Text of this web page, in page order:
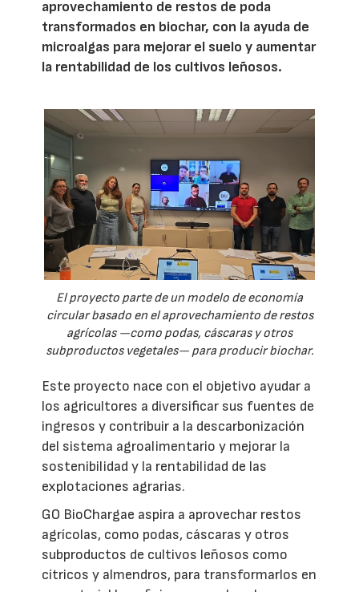
aprovechamiento de restos de poda
transformados en biochar, con la ayuda de
microalgas para mejorar el suelo y aumentar
la rentabilidad de los cultivos leñosos.
El proyecto parte de un modelo de economía
circular basado en el aprovechamiento de restos
agrícolas —como podas, cáscaras y otros
subproductos vegetales— para producir biochar.
Este proyecto nace con el objetivo ayudar a
los agricultores a diversificar sus fuentes de
ingresos y contribuir a la descarbonización
del sistema agroalimentario y mejorar la
sostenibilidad y la rentabilidad de las
explotaciones agrarias.
GO BioChargae aspira a aprovechar restos
agrícolas, como podas, cáscaras y otros
subproductos de cultivos leñosos como
cítricos y almendros, para transformarlos en